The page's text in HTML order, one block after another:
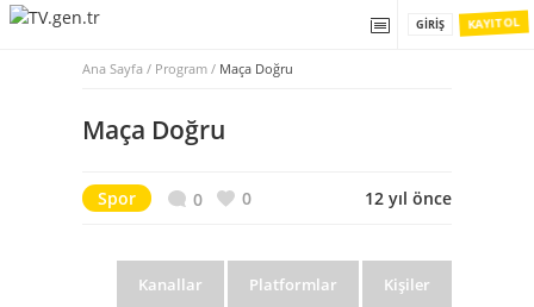
KAYIT OL
GIRIŞ
Ana Sayfa / Program / Maça Doğru
Maça Doğru
Spor 0 0 12 yıl önce
Kişiler
Platformlar
Kanallar